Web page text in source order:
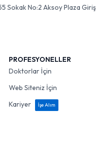
Sokak No:2 Aksoy Plaza Giriş
PROFESYONELLER
Doktorlar İçin
Web Siteniz İçin
Kariyer
İşe Alım